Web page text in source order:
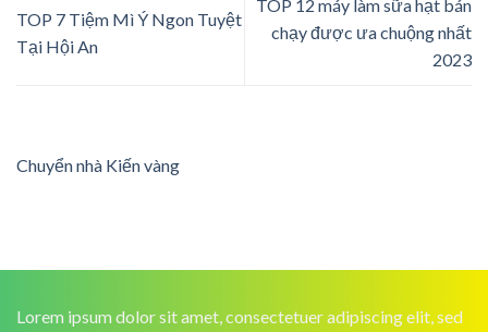
TOP 7 Tiệm Mì Ý Ngon Tuyệt
Tại Hội An
TOP 12 máy làm sữa hạt bán
chạy được ưa chuộng nhất
2023
Chuyển nhà Kiến vàng
Lorem ipsum dolor sit amet, consectetuer adipiscing elit, sed